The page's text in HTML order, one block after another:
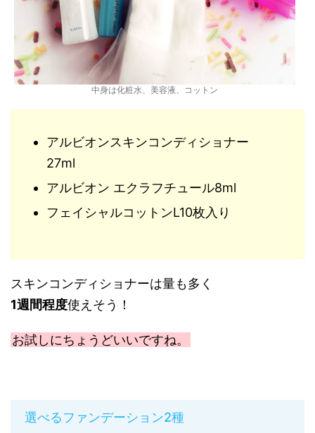
中身は化粧水、美容液、コットン
アルビオンスキンコンディショナー
27ml
アルビオン エクラフチュール8ml
フェイシャルコットンL10枚入り
スキンコンディショナーは量も多く
1週間程度使えそう！
お試しにちょうどいいですね。
選べるファンデーション2種